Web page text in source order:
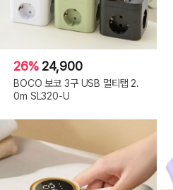
26% 24,900
BOCO 보코 3구 USB 멀티탭 2.
0m SL320-U